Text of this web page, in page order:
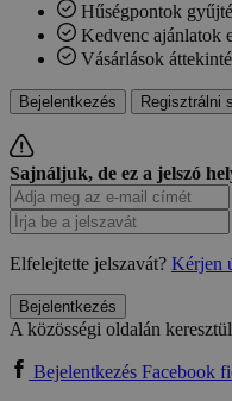
Hűségpontok
Kedvenc ajánlatok
Vásárlások
Bejelentkezés Regisztrálni
Sajnáljuk, de ez a jelszó
Elfelejtette jelszavát? Kérjen
Bejelentkezés
A közösségi oldalán
Bejelentkezés Facebook